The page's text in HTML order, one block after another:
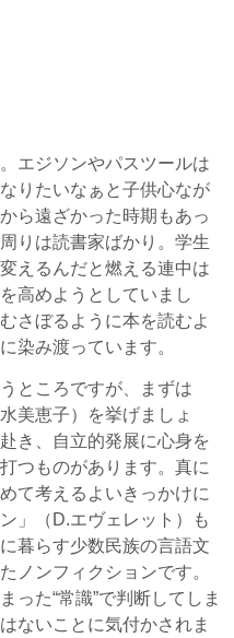
エジソンやパスツールは
りたいなぁと子供心なが
ら遠ざかった時期もあっ
りは読書家ばかり。学生
えるんだと燃える連中は
高めようとしていまし
さぼるように本を読むよ
染み渡っています。
ところですが、まずは
美恵子）を挙げましょ
き、自立的発展に心身を
つものがあります。真に
て考えるよいきっかけに
」（D.エヴェレット）も
暮らす少数民族の言語文
ノンフィクションです。
った“常識”で判断してしま
ないことに気付かされま